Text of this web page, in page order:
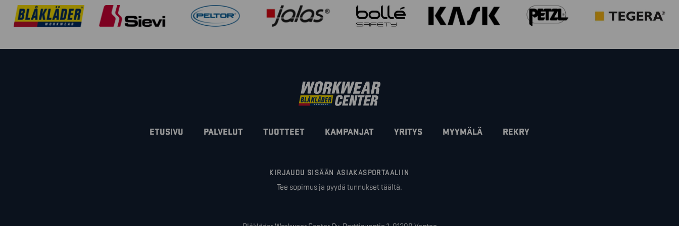
ETUSIVU PALVELUT TUOTTEET KAMPANJAT YRITYS MYYMÄLÄ REKRY
KIRJAUDU SISÄÄN ASIAKASPORTAALIIN
Tee sopimus ja pyydä tunnukset täältä.